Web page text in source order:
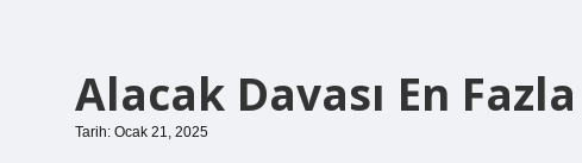
Alacak Davası En
Tarih: Ocak 21, 2025